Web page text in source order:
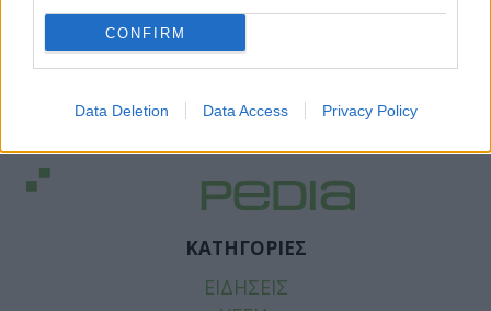
CONFIRM
Data Deletion Data Access Privacy Policy
Facebook
Twitter
ΣΥΝΔΡΟΜΟ ΤΗΣ ΑΒΑΝΑΣ
ΚΑΤΗΓΟΡΙΕΣ
ΕΙΔΗΣΕΙΣ